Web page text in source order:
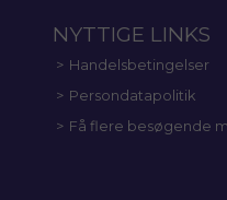
NYTTIGE LINKS
Handelsbetingelser
Persondatapolitik
Få flere besøgende